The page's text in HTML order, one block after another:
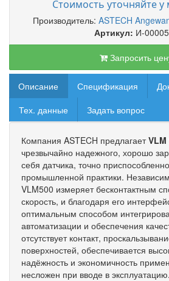
Стоимость уточняйте
Производитель: ASTECH
Артикул: И-
Запросить
Описание Спецификация
Тех. данные
Задать вопрос
Компания ASTECH предлагаетVLM
чрезвычайно надежного, хорошо
себя датчика, точно
промышленной практики.
VLM500 измеряет бесконтактным
скорость, и благодаря его
оптимальным способом
автоматизации и обеспечения
отсутствует контакт,
поверхностей, обеспечивается
надёжность и экономичность
несложен при вводе в эксплуатацию.